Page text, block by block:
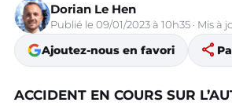
Dorian Le Hen
Publié le 09/01/2023 à 10h35 · Mis à
Ajoutez-nous en favori share
ACCIDENT EN COURS SUR